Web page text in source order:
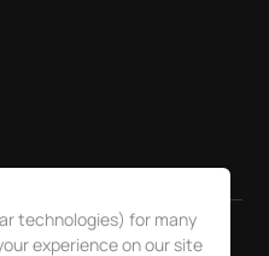
technologies) for many
experience on our site